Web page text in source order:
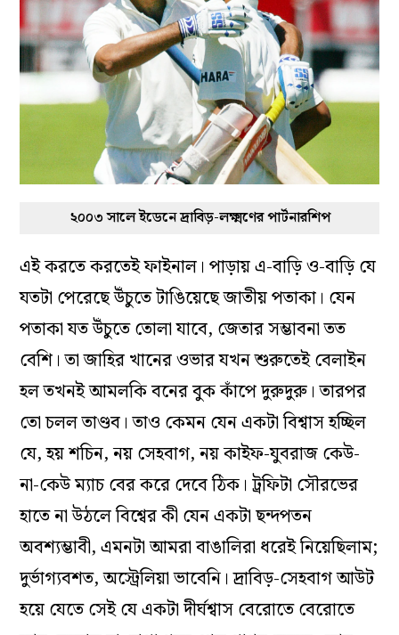
২০০৩ সালে ইডেনে দ্রাবিড়-লক্ষ্মণের পার্টনারশিপ
এই করতে করতেই ফাইনাল। পাড়ায় এ-বাড়ি ও-বাড়ি যে
যতটা পেরেছে উঁচুতে টাঙিয়েছে জাতীয় পতাকা। যেন
পতাকা যত উঁচুতে তোলা যাবে, জেতার সম্ভাবনা তত
বেশি। তা জাহির খানের ওভার যখন শুরুতেই বেলাইন
হল তখনই আমলকি বনের বুক কাঁপে দুরুদুরু। তারপর
তো চলল তাণ্ডব। তাও কেমন যেন একটা বিশ্বাস হচ্ছিল
যে, হয় শচিন, নয় সেহবাগ, নয় কাইফ-যুবরাজ কেউ-
না-কেউ ম্যাচ বের করে দেবে ঠিক। ট্রফিটা সৌরভের
হাতে না উঠলে বিশ্বের কী যেন একটা ছন্দপতন
অবশ্যম্ভাবী, এমনটা আমরা বাঙালিরা ধরেই নিয়েছিলাম;
দুর্ভাগ্যবশত, অস্ট্রেলিয়া ভাবেনি। দ্রাবিড়-সেহবাগ আউট
হয়ে যেতে সেই যে একটা দীর্ঘশ্বাস বেরোতে বেরোতে